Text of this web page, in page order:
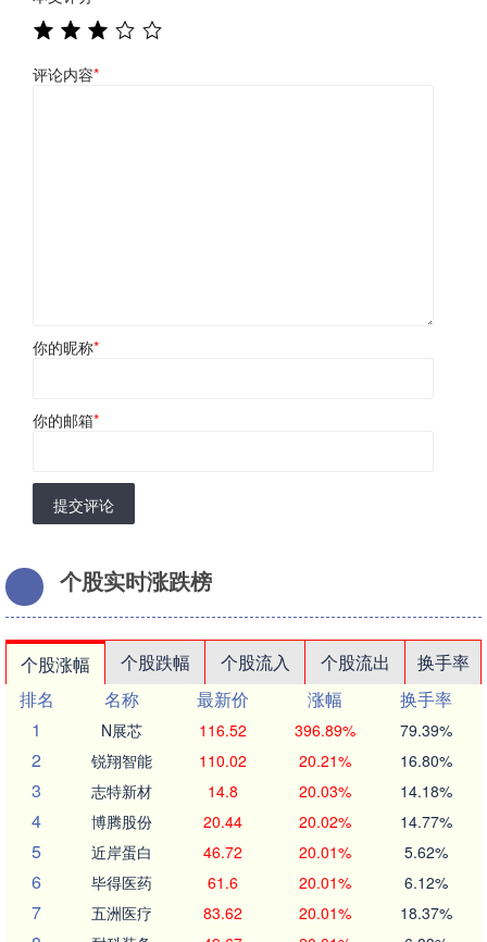
评论内容*
你的昵称*
你的邮箱*
提交评论
个股实时涨跌榜
个股涨幅 个股跌幅 个股流入 个股流出
换手率
排名
名称 最新价 涨幅
换手率
1
N展芯 116.52 396.89% 79.39%
2 锐翔智能 110.02 20.21% 16.80%
3 志特新材 14.8 20.03% 14.18%
4 博腾股份 20.44 20.02% 14.77%
5 近岸蛋白 46.72 20.01% 5.62%
6 毕得医药 61.6 20.01% 6.12%
7 五洲医疗 83.62 20.01% 18.37%